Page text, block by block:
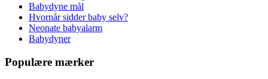
Babydyne mål
Hvornår sidder baby selv?
Neonate babyalarm
Babydyner
Populære mærker